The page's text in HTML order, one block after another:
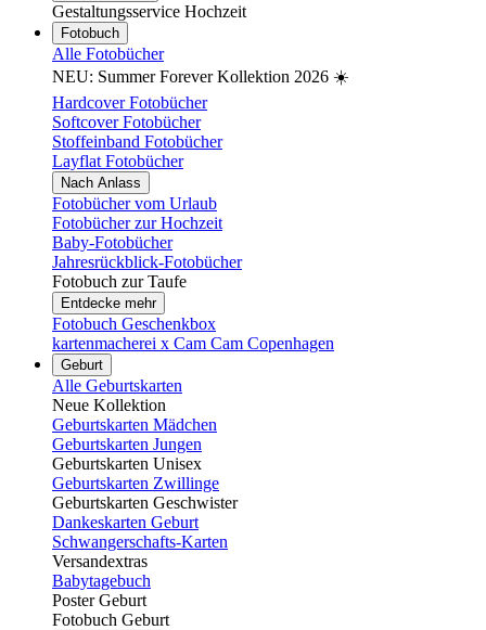
Gestaltungsservice Hochzeit
Fotobuch
Alle Fotobücher
NEU: Summer Forever Kollektion 2026 ☀️
Hardcover Fotobücher
Softcover Fotobücher
Stoffeinband Fotobücher
Layflat Fotobücher
Nach Anlass
Fotobücher vom Urlaub
Fotobücher zur Hochzeit
Baby-Fotobücher
Jahresrückblick-Fotobücher
Fotobuch zur Taufe
Entdecke mehr
Fotobuch Geschenkbox
kartenmacherei x Cam Cam Copenhagen
Geburt
Alle Geburtskarten
Neue Kollektion
Geburtskarten Mädchen
Geburtskarten Jungen
Geburtskarten Unisex
Geburtskarten Zwillinge
Geburtskarten Geschwister
Dankeskarten Geburt
Schwangerschafts-Karten
Versandextras
Babytagebuch
Poster Geburt
Fotobuch Geburt